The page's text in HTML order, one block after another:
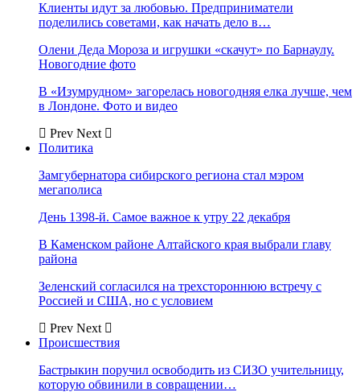
Клиенты идут за любовью. Предприниматели
поделились советами, как начать дело в…
Олени Деда Мороза и игрушки «скачут» по Барнаулу.
Новогодние фото
В «Изумрудном» загорелась новогодняя елка лучше, чем
в Лондоне. Фото и видео
Prev Next
Политика
Замгубернатора сибирского региона стал мэром
мегаполиса
День 1398-й. Самое важное к утру 22 декабря
В Каменском районе Алтайского края выбрали главу
района
Зеленский согласился на трехстороннюю встречу с
Россией и США, но с условием
Prev Next
Происшествия
Бастрыкин поручил освободить из СИЗО учительницу,
которую обвинили в совращении…